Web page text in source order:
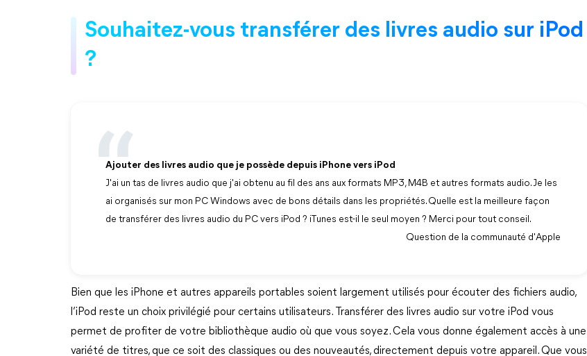
Souhaitez-vous transférer des livres audio sur iPod
?
Ajouter des livres audio que je possède depuis iPhone vers iPod
J'ai un tas de livres audio que j'ai obtenu au fil des ans aux formats MP3, M4B et autres formats audio. Je les
ai organisés sur mon PC Windows avec de bons détails dans les propriétés. Quelle est la meilleure façon
de transférer des livres audio du PC vers iPod ? iTunes est-il le seul moyen ? Merci pour tout conseil.
Question de la communauté d'Apple
Bien que les iPhone et autres appareils portables soient largement utilisés pour écouter des fichiers audio,
l’iPod reste un choix privilégié pour certains utilisateurs. Transférer des livres audio sur votre iPod vous
permet de profiter de votre bibliothèque audio où que vous soyez. Cela vous donne également accès à une
variété de titres, que ce soit des classiques ou des nouveautés, directement depuis votre appareil. Que vous